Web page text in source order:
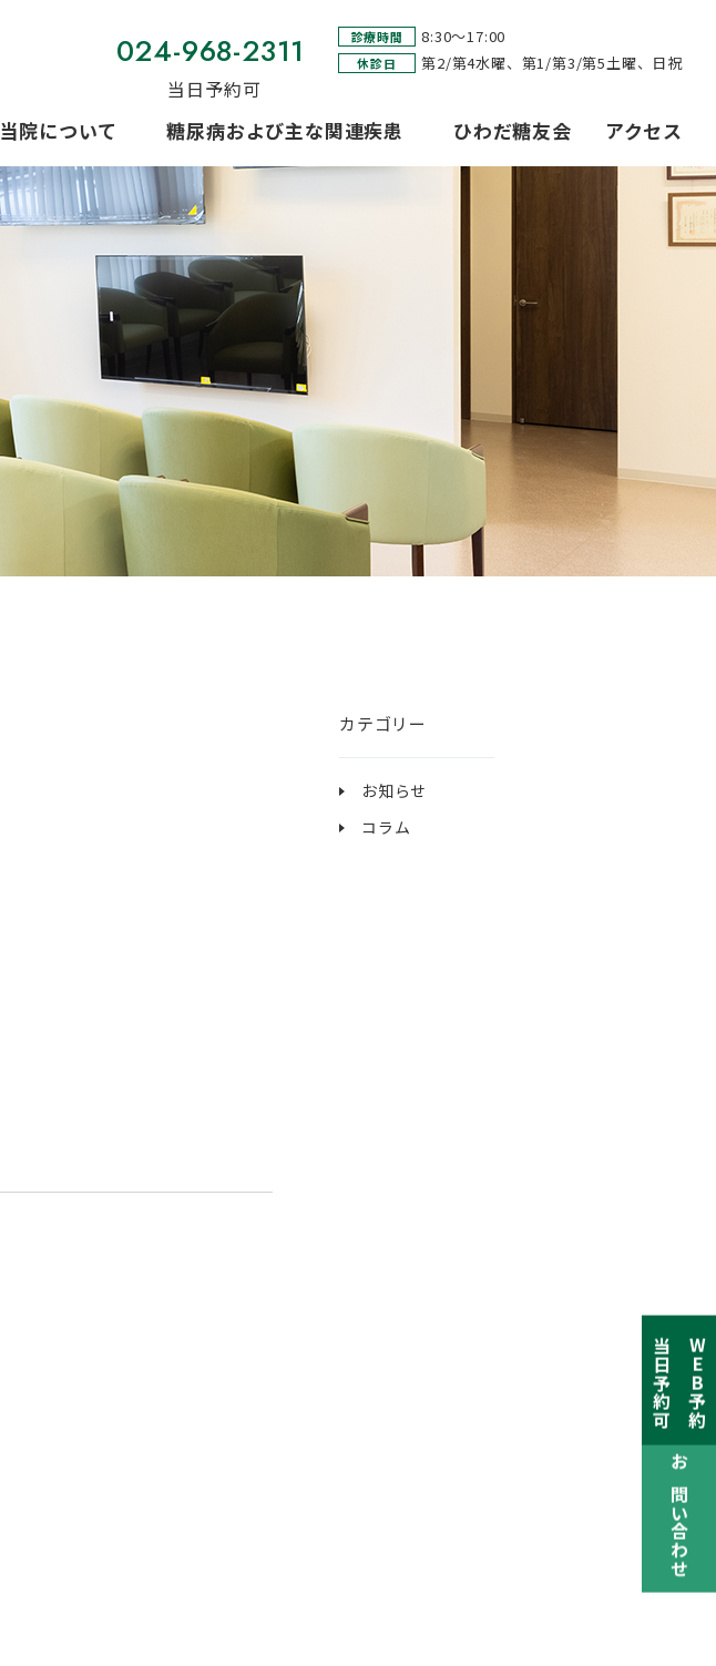
024-968-2311
当日予約可
診療時間 8:30～17:00
休診日 第2/第4水曜、第1/第3/第5土曜、日祝
当院について 糖尿病および主な関連疾患
1型糖尿病
2型糖尿病
肥満症（自由診療含む）
妊娠糖尿病（GDM）・糖尿病合併妊娠（PGDM）
低血糖症
メタボリック症候群
ひわだ糖友会 アクセス
カテゴリー
お知らせ
コラム
WEB予約
当日予約可
お問い合わせ